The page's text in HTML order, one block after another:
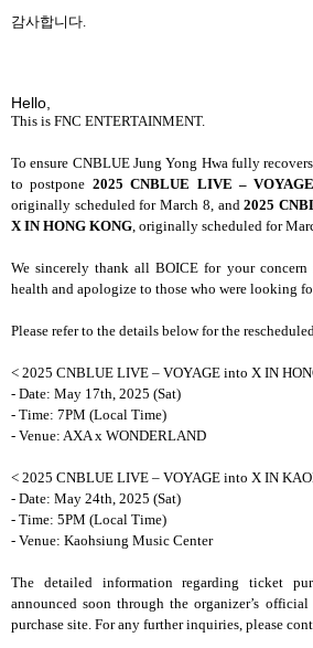
감사합니다.
Hello,
This is FNC ENTERTAINMENT.
To ensure CNBLUE Jung Yong Hwa fully
to postpone 2025 CNBLUE LIVE –
originally scheduled for March 8, and2025
X IN HONG KONG, originally scheduled for
We sincerely thank all BOICE for your concern
health and apologize to those who were looking
Please refer to the details below for the
< 2025 CNBLUE LIVE – VOYAGE into X IN
- Date: May 17th, 2025 (Sat)
- Time: 7PM (Local Time)
- Venue: AXA x WONDERLAND
< 2025 CNBLUE LIVE – VOYAGE into X IN
- Date: May 24th, 2025 (Sat)
- Time: 5PM (Local Time)
- Venue: Kaohsiung Music Center
The detailed information regarding ticket
announced soon through the organizer’s
purchase site. For any further inquiries, please